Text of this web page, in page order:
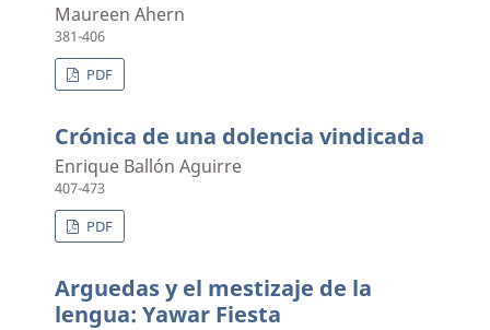
Maureen Ahern
381-406
PDF
Crónica de una dolencia vindicada
Enrique Ballón Aguirre
407-473
PDF
Arguedas y el mestizaje de la
lengua: Yawar Fiesta